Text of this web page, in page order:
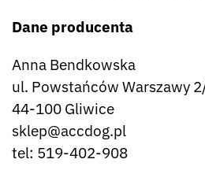
Dane producenta
Anna Bendkowska
ul. Powstańców Warszawy
44-100 Gliwice
sklep@accdog.pl
tel: 519-402-908